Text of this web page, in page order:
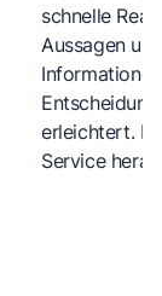
schnelle
Aussagen
erleichtert.
Service